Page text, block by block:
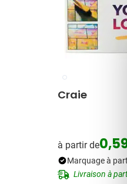
009
Craie
à partir de
Marquage à
Livraison à